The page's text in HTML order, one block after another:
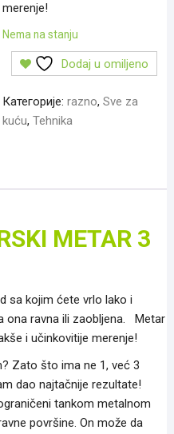
merenje!
Nema na stanju
Dodaj u omiljeno
Категорије: razno, Sve za
kuću, Tehnika
METAR 3
sa kojim ćete vrlo lako i
ona ravna ili zaobljena. Metar
i učinkovitije merenje!
Zato što ima ne 1, već 3
dao najtačnije rezultate!
tankom metalnom
površine. On može da